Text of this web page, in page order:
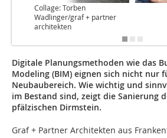
Collage: Torben
Wadlinger/graf + partner
architekten
Digitale Planungsmethoden wie das
Modeling (BIM) eignen sich nicht nur
Neubaubereich. Wie wichtig und
im Bestand sind, zeigt die Sanierung
pfälzischen Dirmstein.
Graf + Partner Architekten aus